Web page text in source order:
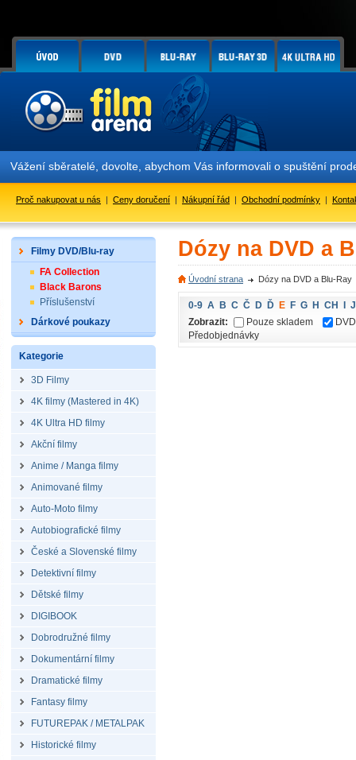
Vážení sběratelé, dovolte, abychom Vás informovali o spuštění
Proč nakupovat u nás | Ceny doručení | Nákupní řád | Obchodní podmínky |
Filmy DVD/Blu-ray
FA Collection
Black Barons
Příslušenství
Dárkové poukazy
Kategorie
3D Filmy
4K filmy (Mastered in 4K)
4K Ultra HD filmy
Akční filmy
Anime / Manga filmy
Animované filmy
Auto-Moto filmy
Autobiografické filmy
České a Slovenské filmy
Detektivní filmy
Dětské filmy
DIGIBOOK
Dobrodružné filmy
Dokumentární filmy
Dramatické filmy
Fantasy filmy
FUTUREPAK / METALPAK
Historické filmy
Dózy na DVD a
Úvodní strana Dózy na DVD a Blu-Ray
0-9 A B C Č D Ď E F G H CH
J
Zobrazit:
Pouze skladem
DVD
Předobjednávky